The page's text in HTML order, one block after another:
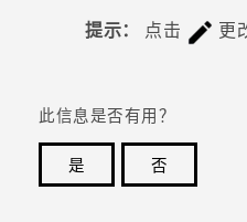
提示：
点击 更
此信息是否有用？
是
否